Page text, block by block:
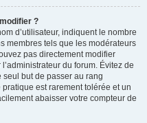
?
d’utilisateur, indiquent le nombre
membres tels que les modérateurs
pas directement modifier
du forum. Évitez de
but de passer au rang
est rarement tolérée et un
abaisser votre compteur de